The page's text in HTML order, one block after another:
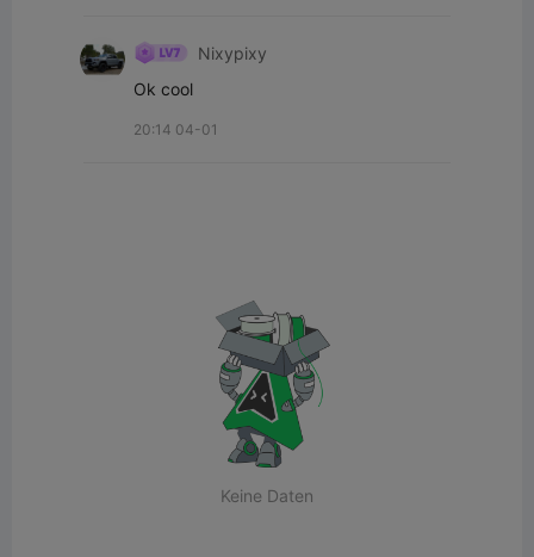
Nixypixy
Ok cool
20:14 04-01
Keine Daten